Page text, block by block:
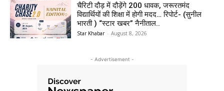
चैरिटी दौड़ में दौड़ेंगे 200 धावक, जरूरतमंद
विद्यार्थियों की शिक्षा में होगी मदद… रिपोर्ट- (सुनील
भारती ) “स्टार खबर” नैनीताल..
Star Khabar - August 8, 2026
- Advertisement -